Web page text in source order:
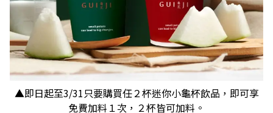
▲即日起至3/31只要購買任２杯迷你小龜杯飲品，即可享
免費加料１次，２杯皆可加料。